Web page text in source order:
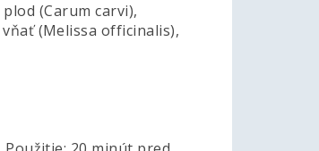
(Carum carvi),
(Melissa officinalis),